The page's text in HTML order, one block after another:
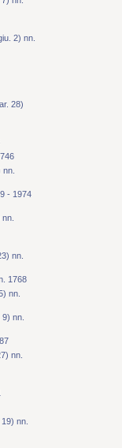
2) nn.
28)
- 1974
nn.
1768
nn.
nn.
nn.
nn.